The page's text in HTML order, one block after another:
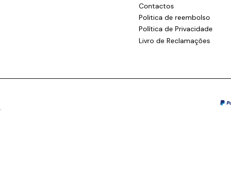
Contactos
Politica de reembolso
Política de Privacidade
Livro de Reclamações
.